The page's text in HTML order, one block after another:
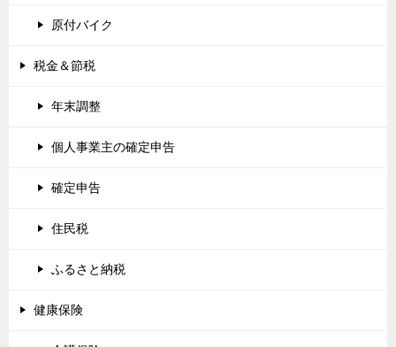
原付バイク
税金＆節税
年末調整
個人事業主の確定申告
確定申告
住民税
ふるさと納税
健康保険